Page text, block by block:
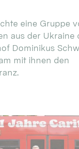
eine Gruppe
aus der Ukraine
Dominikus
mit ihnen den